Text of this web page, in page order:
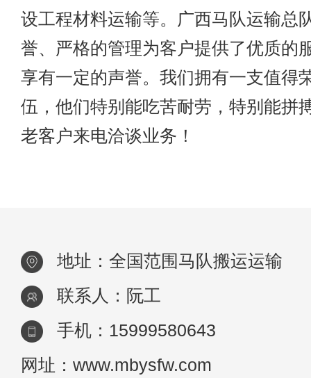
设工程材料运输等。广西马队运输总
誉、严格的管理为客户提供了优质的
享有一定的声誉。我们拥有一支值得
伍，他们特别能吃苦耐劳，特别能拼
老客户来电洽谈业务！
地址：全国范围马队搬运运输
联系人：阮工
手机：15999580643
网址：www.mbysfw.com